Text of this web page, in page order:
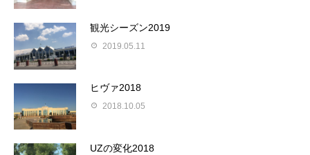
観光シーズン2019
2019.05.11
ヒヴァ2018
2018.10.05
UZの変化2018